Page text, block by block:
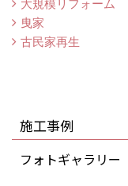
大規模リフォーム
曳家
古民家再生
施工事例
フォトギャラリー